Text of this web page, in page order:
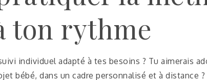
ton rythme
individuel adapté à tes besoins ? Tu aimerais
bébé, dans un cadre personnalisé et à distance